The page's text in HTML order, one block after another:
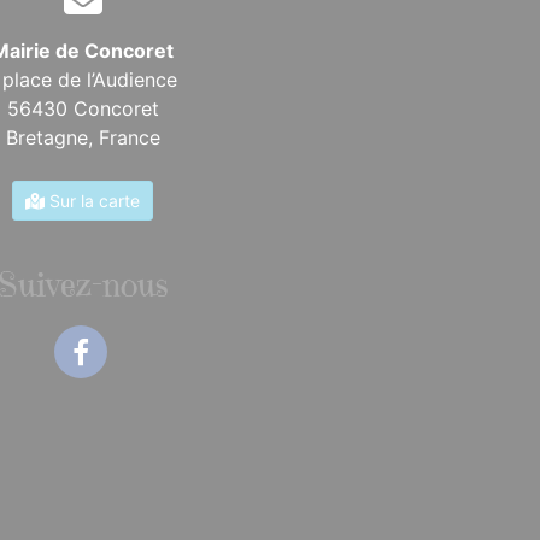
de Concoret
place de l’Audience
56430 Concoret
Bretagne, France
Sur la carte
Suivez-nous